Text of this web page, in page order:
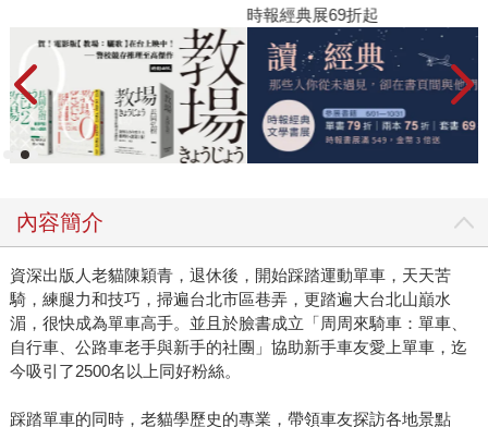
內容簡介
資深出版人老貓陳穎青，退休後，開始踩踏運動單車，天天苦
騎，練腿力和技巧，掃遍台北市區巷弄，更踏遍大台北山巔水
湄，很快成為單車高手。並且於臉書成立「周周來騎車：單車、
自行車、公路車老手與新手的社團」協助新手車友愛上單車，迄
今吸引了2500名以上同好粉絲。
踩踏單車的同時，老貓學歷史的專業，帶領車友探訪各地景點